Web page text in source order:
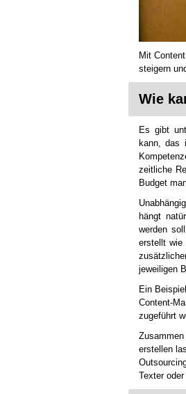
Mit
steigern
Wie
Es gibt
kann, das
zeitliche
Budget
hängt
werden
erstellt wie
jeweiligen
Ein
Content-
zugeführt
erstellen
Texter